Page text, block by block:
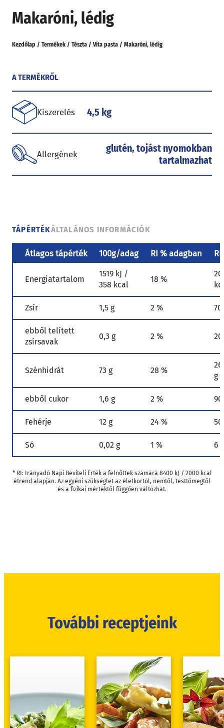
Makaróni, lédig
Kezdőlap / Termékek / Tészta / Vita pasta / Makaróni, lédig
A TERMÉKRŐL
Kiszerelés 4,5 kg
Allergének
glutén, tojást nyomokban
tartalmazhat
TÁPÉRTÉKÁLTALÁNOS INFORMÁCIÓK
Átlagos tápérték 100g/adag RI % adagban
Energiatartalom
1519 kJ /
358 kcal
18 %
Zsír 1,5 g 2 % 70
ebből telített
zsírsavak
0,3 g 2 % 20
Szénhidrát 73 g 28 %
g
ebből cukor 1,6 g 2 % 90
Fehérje 12 g 24 % 50
Só 0,02 g 1 % 6 g
* RI: Irányadó Napi Beviteli Érték a felnőttek számára 8400 kJ / 2000 kcal
étrend alapján. Az egyéni szükséglet az életkortól, nemtől, testtömegtől
és a fizikai mértéktől függően változhat.
További receptjeink